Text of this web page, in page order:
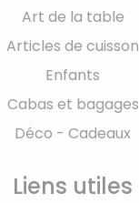
Art de la table
Articles de cuisson
Enfants
Cabas et bagages
Déco - Cadeaux
Liens utiles